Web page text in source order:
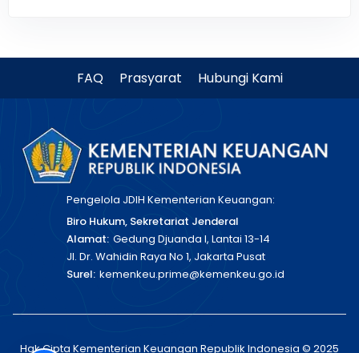
FAQ Prasyarat Hubungi Kami
Pengelola JDIH Kementerian Keuangan:
Biro Hukum, Sekretariat Jenderal
Alamat: Gedung Djuanda I, Lantai 13-14
Jl. Dr. Wahidin Raya No 1, Jakarta Pusat
Surel: kemenkeu.prime@kemenkeu.go.id
Hak Cipta Kementerian Keuangan Republik Indonesia © 2025